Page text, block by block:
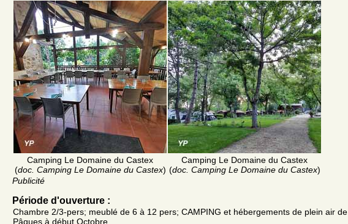
Camping Le Domaine du Castex
(doc. Camping Le Domaine du Castex)
Camping Le Domaine du Castex
(doc. Camping Le Domaine du Castex)
Publicité
Période d'ouverture :
Chambre 2/3-pers; meublé de 6 à 12 pers; CAMPING et hébergements de plein air de
Pâques à début Octobre